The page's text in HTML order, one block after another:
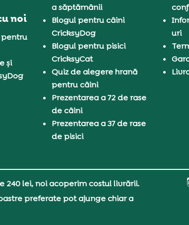
noi
pentru
și
a săptămânii
Blogul pentru câini
CricksyDog
Blogul pentru pisici
CricksyCat
Quiz de alegere hrană
pentru câini
Prezentarea a 72 de rase
de câini
Prezentarea a 37 de rase
de pisici
uri
240 lei, noi acoperim costul livrării.
preferate pot ajunge chiar a